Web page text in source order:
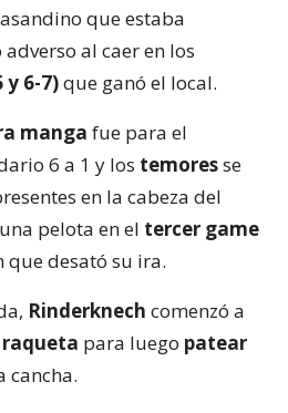
que estaba
al caer en los
y 6-7)que ganó el local.
manga fue para el
6 a 1 y los temoresse
en la cabeza del
pelota en el tercer game
que desató su ira.
Rinderknech comenzó a
para luego patear
cancha.